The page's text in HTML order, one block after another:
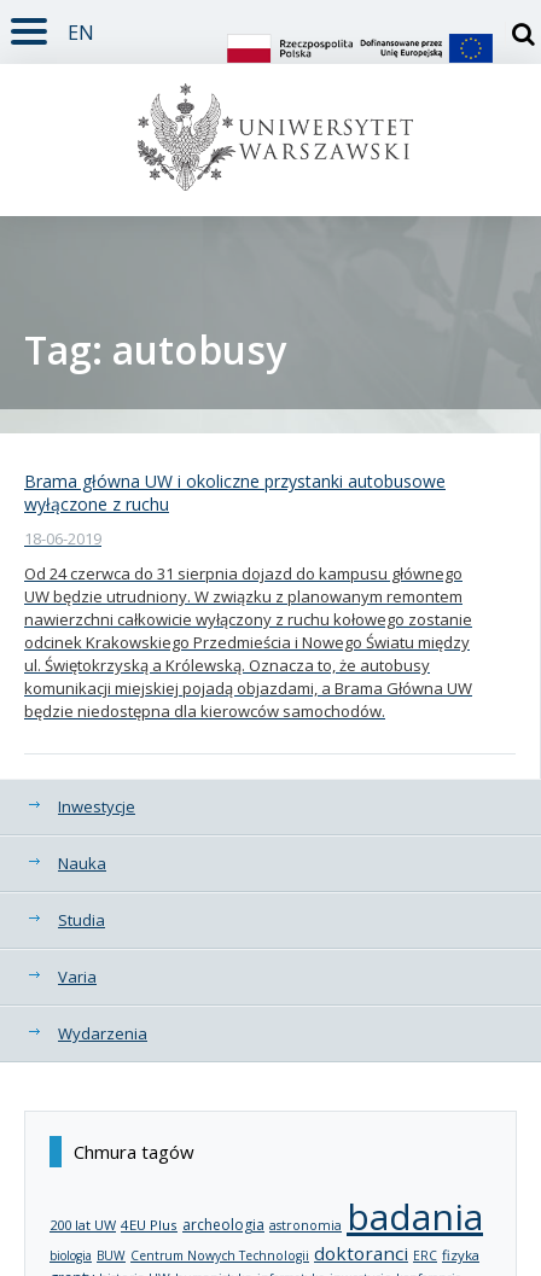
TREŚĆ STRONY
MENU GŁÓWNE
WYSZUKIWARKA
SOCIAL MEDIA
STOPKA STRONY
EN
Student
Kandydat
Absolwent
Tag: autobusy
Brama główna UW i okoliczne przystanki autobusowe
wyłączone z ruchu
18-06-2019
Od 24 czerwca do 31 sierpnia dojazd do kampusu głównego
UW będzie utrudniony. W związku z planowanym remontem
nawierzchni całkowicie wyłączony z ruchu kołowego zostanie
odcinek Krakowskiego Przedmieścia i Nowego Światu między
ul. Świętokrzyską a Królewską. Oznacza to, że autobusy
komunikacji miejskiej pojadą objazdami, a Brama Główna UW
będzie niedostępna dla kierowców samochodów.
Kategorie
Inwestycje
Nauka
Studia
Varia
Wydarzenia
Chmura tagów
200 lat UW 4EU Plus archeologia astronomia badania
biologia BUW Centrum Nowych Technologii doktoranci ERC fizyka